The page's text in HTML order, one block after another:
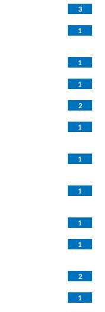
3
1
1
1
2
1
1
1
1
1
2
1